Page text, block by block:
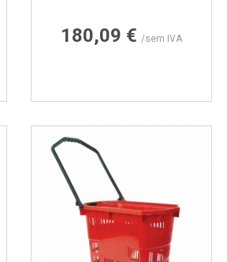
Preço
180,09 € /sem IVA